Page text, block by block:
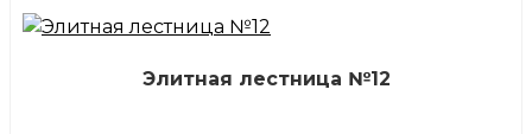
Элитная лестница №12